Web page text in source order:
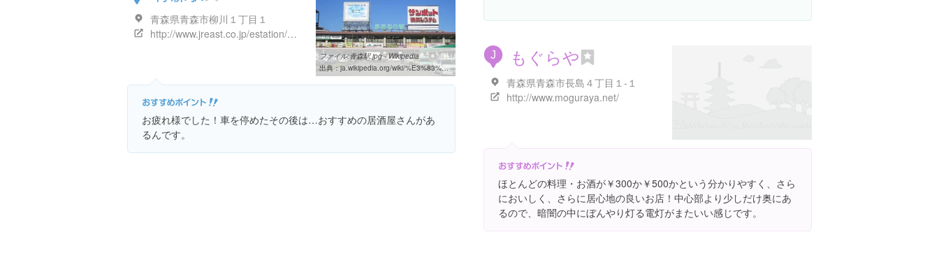
青森県青森市柳川１丁目１
http://www.jreast.co.jp/estation/station/info.aspx?StationCd=25
ファイル:青森駅.jpg - Wikipedia
出典：ja.wikipedia.org/wiki/%E3%83%95%E3%82%A1%E3%82%A4%E3%83%AB:%E9%9D%92%E6%A3%AE%E9%A7%85.jpg
お疲れ様でした！車を停めたその後は…おすすめの居酒屋さんがあ
るんです。
J もぐらや
青森県青森市長島４丁目１-１
http://www.moguraya.net/
ほとんどの料理・お酒が￥300か￥500かという分かりやすく、さら
においしく、さらに居心地の良いお店！中心部より少しだけ奥にあ
るので、暗闇の中にぼんやり灯る電灯がまたいい感じです。